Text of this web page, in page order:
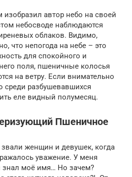
автор небо на своей
небосводе наблюдаются
облаков. Видимо,
что непогода на небе – это
для спокойного и
поля, пшеничные колосья
на ветру. Если внимательно
среди разбушевавшихся
еле видный полумесяц.
Пшеничное
женщин и девушек, когда
уважение. У меня
знал моё имя… Но зачем?